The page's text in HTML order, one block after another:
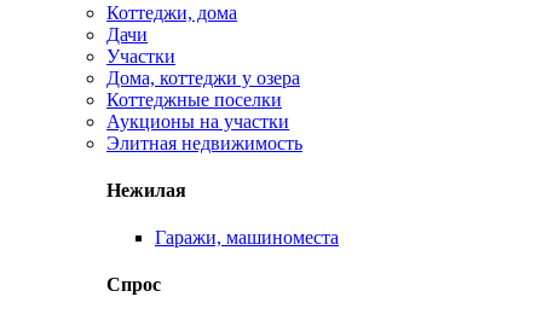
Коттеджи, дома
Дачи
Участки
Дома, коттеджи у озера
Коттеджные поселки
Аукционы на участки
Элитная недвижимость
Нежилая
Гаражи, машиноместа
Спрос